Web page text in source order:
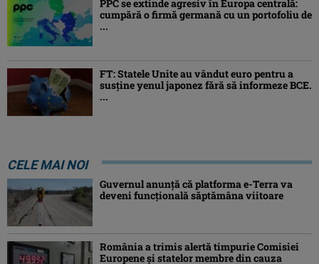
PPC se extinde agresiv în Europa centrală:
cumpără o firmă germană cu un portofoliu de
...
FT: Statele Unite au vândut euro pentru a
susține yenul japonez fără să informeze BCE.
...
CELE MAI NOI
Guvernul anunță că platforma e-Terra va
deveni funcţională săptămâna viitoare
România a trimis alertă timpurie Comisiei
Europene și statelor membre din cauza